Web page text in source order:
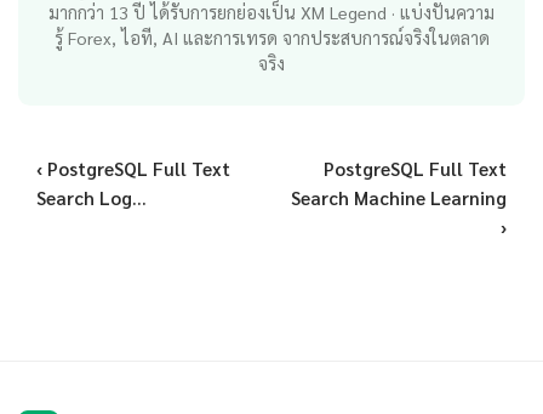
มากกว่า 13 ปี ได้รับการยกย่องเป็น XM Legend · แบ่งปันความ
รู้ Forex, ไอที, AI และการเทรด จากประสบการณ์จริงในตลาด
จริง
‹ PostgreSQL Full Text
Search Log...
PostgreSQL Full Text
Search Machine Learning
›